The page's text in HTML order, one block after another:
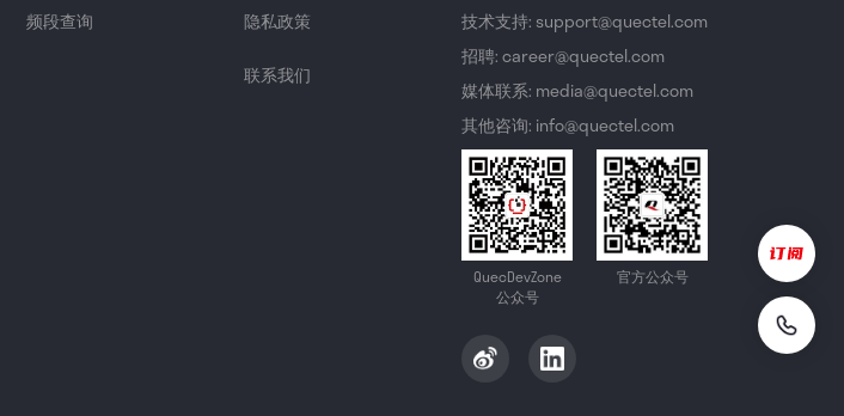
频段查询
隐私政策
联系我们
技术支持: support@quectel.com
招聘: career@quectel.com
媒体联系: media@quectel.com
其他咨询: info@quectel.com
QuecDevZone
公众号
官方公众号